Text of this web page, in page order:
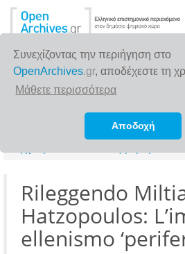
Συνεχίζοντας την περιήγηση στο
OpenArchives.gr, αποδέχεστε τη
Μάθετε περισσότερα
Αποδοχή
Rileggendo
Hatzopoulos:
ellenismo